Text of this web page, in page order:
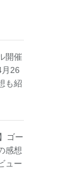
開催
26
も紹
ゴー
感想
ュー